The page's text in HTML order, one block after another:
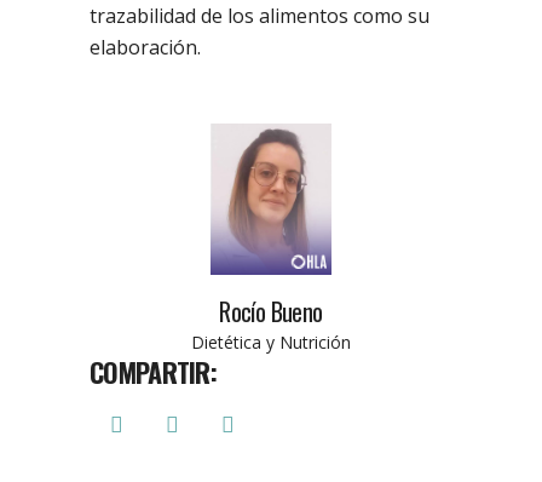
trazabilidad de los alimentos como su
elaboración.
Rocío Bueno
Dietética y Nutrición
COMPARTIR: